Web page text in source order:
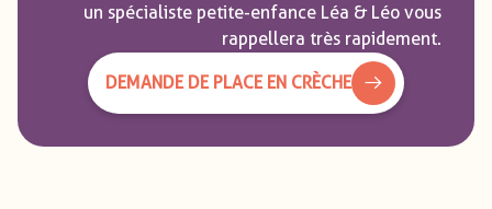
un spécialiste petite-enfance Léa & Léo vous
rappellera très rapidement.
DEMANDE DE PLACE EN CRÈCHE